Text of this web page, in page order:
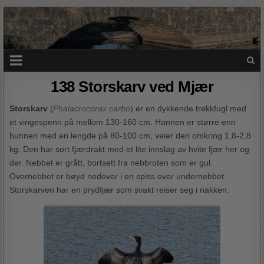
138 Storskarv ved Mjær
Storskarv (Phalacrocorax carbo) er en dykkende trekkfugl med
et vingespenn på mellom 130-160 cm. Hannen er større enn
hunnen med en lengde på 80-100 cm, veier den omkring 1,8-2,8
kg. Den har sort fjærdrakt med et lite innslag av hvite fjær her og
der. Nebbet er grått, bortsett fra nebbroten som er gul.
Overnebbet er bøyd nedover i en spiss over undernebbet.
Storskarven har en prydfjær som svakt reiser seg i nakken.